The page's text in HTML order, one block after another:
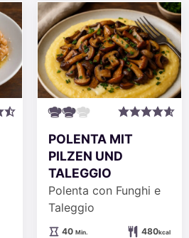
POLENTA MIT
PILZEN UND
TALEGGIO
Polenta con Funghi e
Taleggio
40Minuten
Min. 480kcal